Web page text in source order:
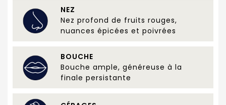
NEZ
Nez profond de fruits rouges,
nuances épicées et poivrées
BOUCHE
Bouche ample, généreuse à la
finale persistante